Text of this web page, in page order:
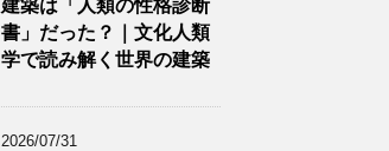
建築は「人類の性格診断
書」だった？｜文化人類
学で読み解く世界の建築
2026/07/31